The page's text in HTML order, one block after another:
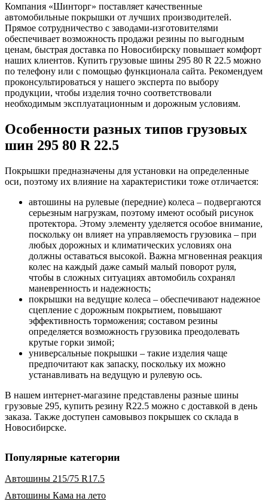
Компания «Шинторг» поставляет качественные
автомобильные покрышки от лучших производителей.
Прямое сотрудничество с заводами-изготовителями
обеспечивает возможность продажи резины по выгодным
ценам, быстрая доставка по Новосибирску повышает комфорт
наших клиентов. Купить грузовые шины 295 80 R 22.5 можно
по телефону или с помощью функционала сайта. Рекомендуем
проконсультироваться у нашего эксперта по выбору
продукции, чтобы изделия точно соответствовали
необходимым эксплуатационным и дорожным условиям.
Особенности разных типов грузовых
шин 295 80 R 22.5
Покрышки предназначены для установки на определенные
оси, поэтому их влияние на характеристики тоже отличается:
автошины на рулевые (передние) колеса – подвергаются
серьезным нагрузкам, поэтому имеют особый рисунок
протектора. Этому элементу уделяется особое внимание,
поскольку он влияет на управляемость грузовика – при
любых дорожных и климатических условиях она
должны оставаться высокой. Важна мгновенная реакция
колес на каждый даже самый малый поворот руля,
чтобы в сложных ситуациях автомобиль сохранял
маневренность и надежность;
покрышки на ведущие колеса – обеспечивают надежное
сцепление с дорожным покрытием, повышают
эффективность торможения; составом резины
определяется возможность грузовика преодолевать
крутые горки зимой;
универсальные покрышки – такие изделия чаще
предпочитают как запаску, поскольку их можно
устанавливать на ведущую и рулевую ось.
В нашем интернет-магазине представлены разные шины
грузовые 295, купить резину R22.5 можно с доставкой в день
заказа. Также доступен самовывоз покрышек со склада в
Новосибирске.
Популярные категории
Автошины 215/75 R17.5
Автошины Кама на лето